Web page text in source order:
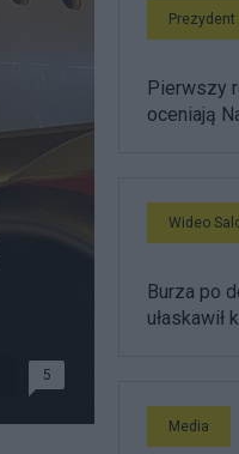
5
Prezydent
Pierwszy
oceniają
Wideo
Burza po
ułaskawił
Media